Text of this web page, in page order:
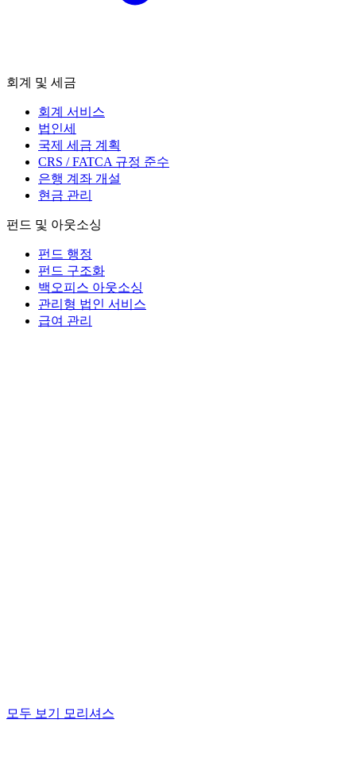
회계 및 세금
회계 서비스
법인세
국제 세금 계획
CRS / FATCA 규정 준수
은행 계좌 개설
현금 관리
펀드 및 아웃소싱
펀드 행정
펀드 구조화
백오피스 아웃소싱
관리형 법인 서비스
급여 관리
모두 보기 모리셔스